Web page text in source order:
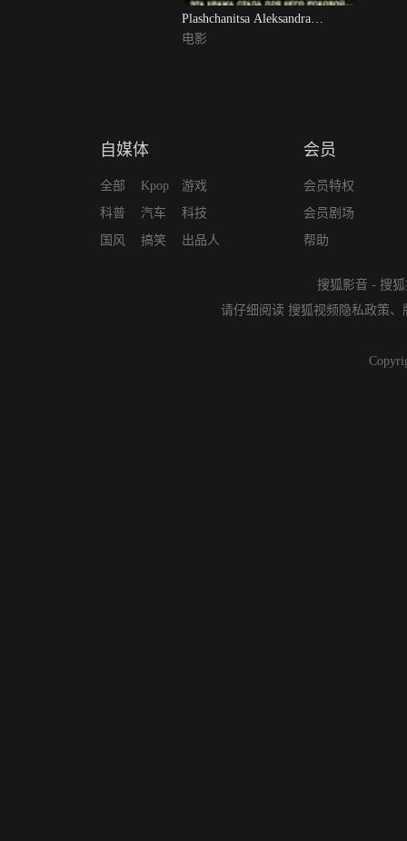
Plashchanitsa Aleksandra
Nevskogo
电影
自媒体
全部
科普
国风
Kpop
汽车
搞笑
游戏
科技
出品人
会员
会员特权
会员剧场
帮助
搜狐影音 - 搜
请仔细阅读 搜狐视频隐私政策、